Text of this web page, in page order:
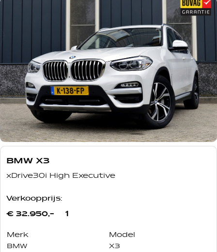
BMW X3
xDrive30i High Executive
Verkoopprijs:
€ 32.950,- 1
Merk
BMW
Model
X3